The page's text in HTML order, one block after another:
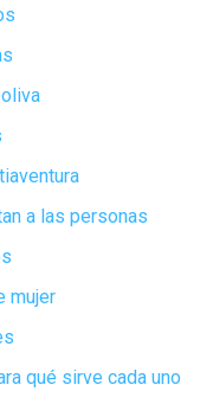
a las personas
mujer
qué sirve cada uno